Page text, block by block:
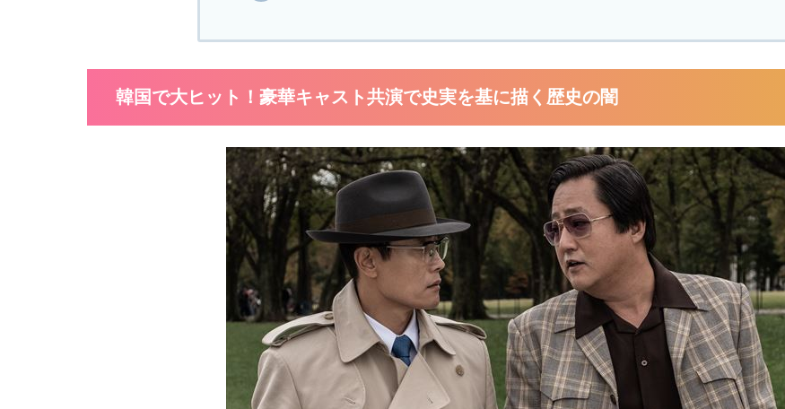
韓国で大ヒット！豪華キャスト共演で史実を基に描く歴史の闇